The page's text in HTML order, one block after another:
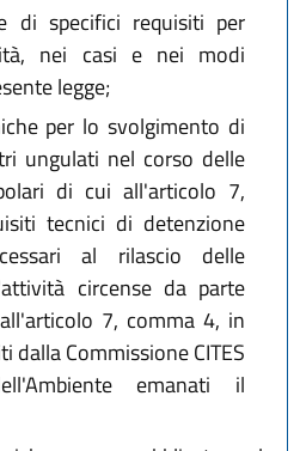
di specifici requisiti per
nei casi e nei modi
legge;
per lo svolgimento di
ungulati nel corso delle
di cui all'articolo 7,
tecnici di detenzione
al rilascio delle
circense da parte
7, comma 4, in
dalla Commissione CITES
emanati il